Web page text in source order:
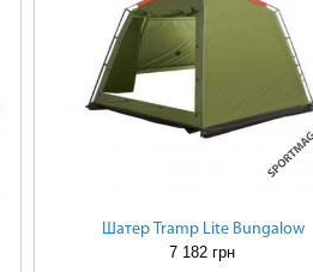
Шатер Tramp Lite Bungalow
7 182 грн